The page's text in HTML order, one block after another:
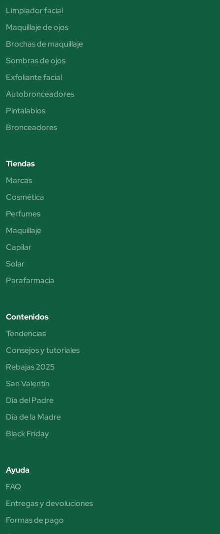
Limpiador facial
Maquillaje de ojos
Brochas de maquillaje
Sombras de ojos
Exfoliante facial
Autobronceadores
Pintalabios
Bronceadores
Tiendas
Marcas
Cosmética
Perfumes
Maquillaje
Capilar
Solar
Parafarmacia
Contenidos
Tendencias
Consejos y tutoriales
Rebajas 2025
San Valentín
Día del Padre
Día de la Madre
Black Friday
Ayuda
FAQ
Entregas y devoluciones
Formas de pago